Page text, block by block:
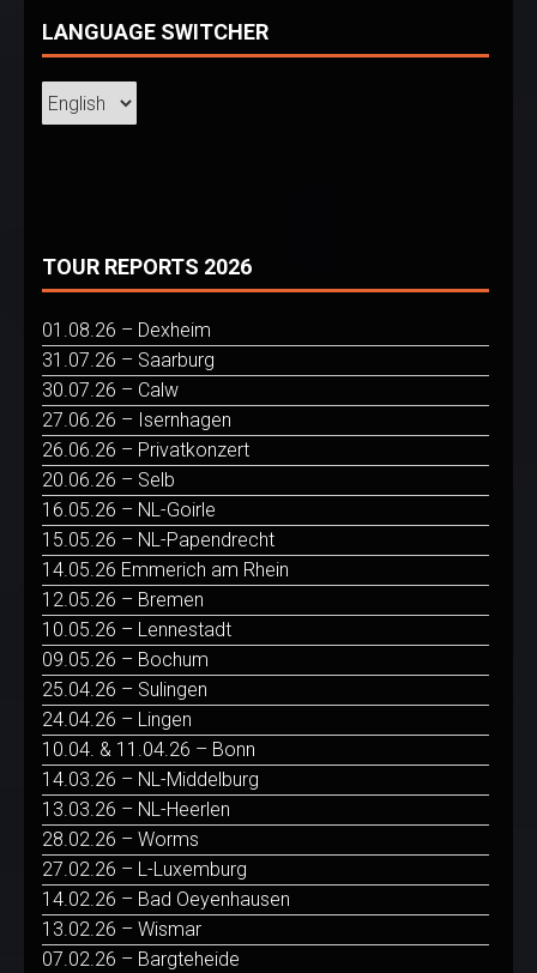
LANGUAGE SWITCHER
TOUR REPORTS 2026
01.08.26 – Dexheim
31.07.26 – Saarburg
30.07.26 – Calw
27.06.26 – Isernhagen
26.06.26 – Privatkonzert
20.06.26 – Selb
16.05.26 – NL-Goirle
15.05.26 – NL-Papendrecht
14.05.26 Emmerich am Rhein
12.05.26 – Bremen
10.05.26 – Lennestadt
09.05.26 – Bochum
25.04.26 – Sulingen
24.04.26 – Lingen
10.04. & 11.04.26 – Bonn
14.03.26 – NL-Middelburg
13.03.26 – NL-Heerlen
28.02.26 – Worms
27.02.26 – L-Luxemburg
14.02.26 – Bad Oeyenhausen
13.02.26 – Wismar
07.02.26 – Bargteheide